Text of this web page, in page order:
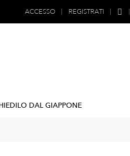
ACCESSO REGISTRATI
DAL GIAPPONE